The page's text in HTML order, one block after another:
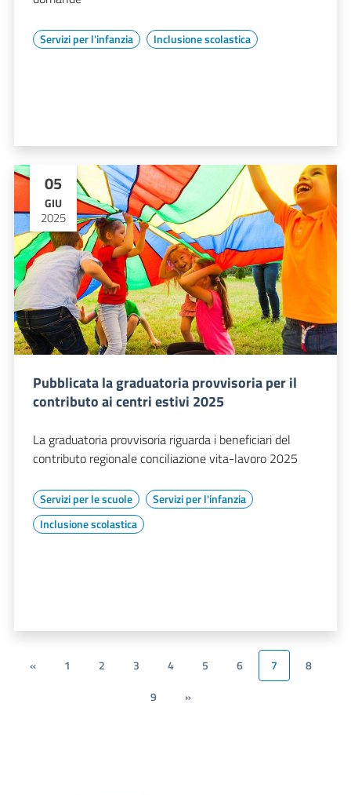
Servizi per l'infanzia Inclusione scolastica
05
GIU
2025
Pubblicata la graduatoria provvisoria per il
contributo ai centri estivi 2025
La graduatoria provvisoria riguarda i beneficiari del
contributo regionale conciliazione vita-lavoro 2025
Servizi per le scuole
Servizi per l'infanzia
Inclusione scolastica
« 1 2 3 4 5 6 7
8
9
»